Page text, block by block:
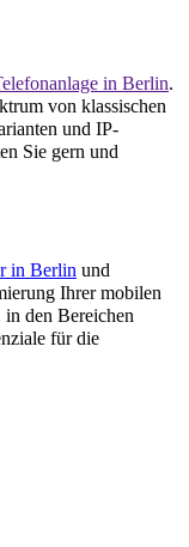
in Berlin.
von klassischen
und IP-
Sie gern und
in Berlin und
Ihrer mobilen
den Bereichen
für die